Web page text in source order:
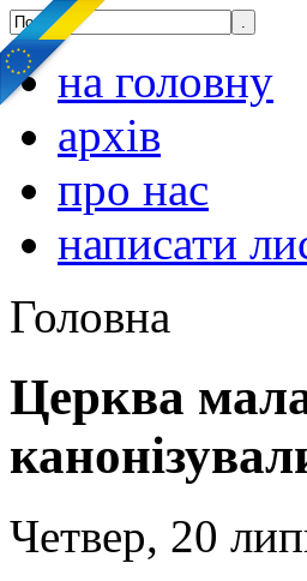
на головну
архів
про нас
написати
Головна
Церква
Четвер, 20